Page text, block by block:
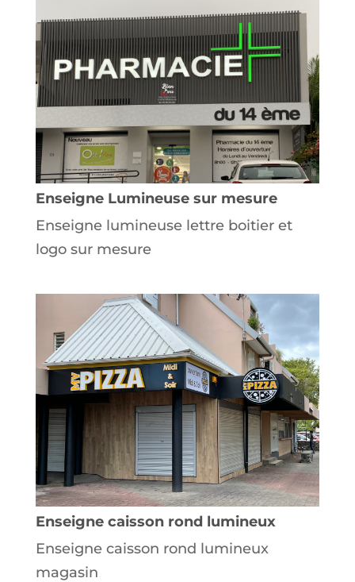
Enseigne Lumineuse sur mesure
Enseigne lumineuse lettre boitier et
logo sur mesure
Enseigne caisson rond lumineux
Enseigne caisson rond lumineux
magasin